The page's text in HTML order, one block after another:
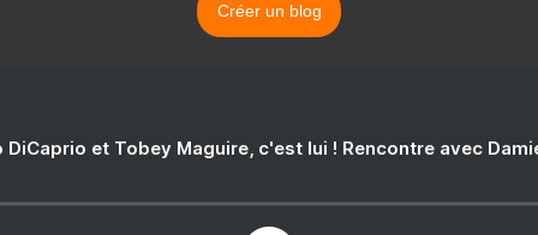
Créer un blog
DiCaprio et Tobey Maguire, c'est lui ! Rencontre avec